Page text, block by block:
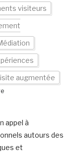
visiteurs
augmentée
appel à
autours des
et